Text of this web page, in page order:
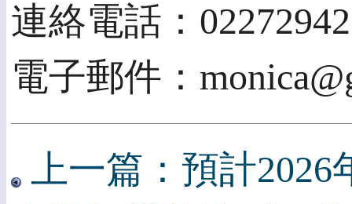
連絡電話：
電子郵件：
上一篇：預計